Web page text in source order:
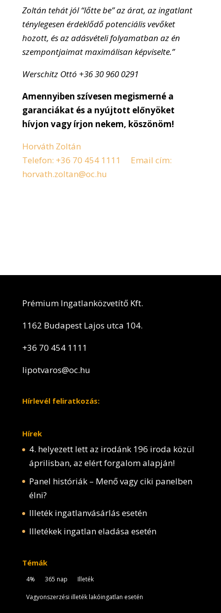
Zoltán tehát jól “lőtte be” az árat, az ingatlant
ténylegesen érdeklődő potenciális vevőket
hozott, és az adásvételi folyamatban az én
szempontjaimat maximálisan képviselte.”
Werschitz Ottó +36 30 960 0291
Amennyiben szívesen megismerné a
garanciákat és a nyújtott előnyöket
hívjon vagy írjon nekem, köszönöm!
Horváth Zoltán
Telefon: +36 70 454 1111 Email cím:
horvath.zoltan@oc.hu
Prémium Ingatlanközvetítő Kft.
1162 Budapest Lajos utca 104.
+36 70 454 1111
lipotvaros@oc.hu
Hírlevél feliratkozás:
Hírek
4. helyezett lett az irodánk 196 iroda közül
áprilisban, az elért forgalom alapján!
Panel históriák – Menő vagy ciki panelben
élni?
Illeték ingatlanvásárlás esetén
Illetékek ingatlan eladása esetén
Témák
4% 365 nap Illeték
Vagyonszerzési illeték lakóingatlan esetén